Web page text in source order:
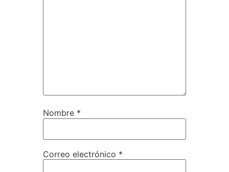
Nombre *
Correo electrónico *